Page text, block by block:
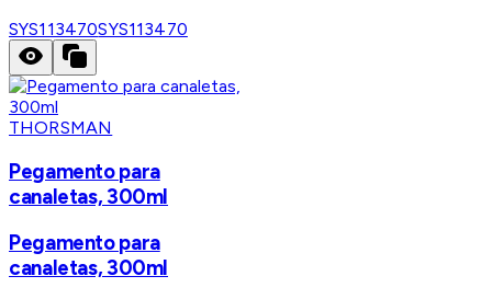
SYS113470SYS113470
THORSMAN
Pegamento para
canaletas, 300ml
Pegamento para
canaletas, 300ml